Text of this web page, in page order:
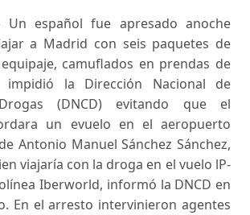
Un español fue apresado anoche
a Madrid con seis paquetes de
camuflados en prendas de
la Dirección Nacional de
(DNCD) evitando que el
un evuelo en el aeropuerto
Antonio Manuel Sánchez Sánchez,
viajaría con la droga en el vuelo lP-
Iberworld, informó la DNCD en
En el arresto intervinieron agentes